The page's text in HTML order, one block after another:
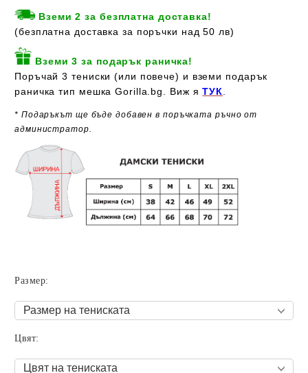
Вземи 2 за безплатна доставка!
(безплатна доставка за поръчки над 50 лв)
Вземи 3 за подарък раничка!
Поръчай 3 тениски (или повече) и вземи подарък
раничка тип мешка Gorilla.bg. Виж яТУК
* Подаръкът ще бъде добавен в поръчката ръчно от
администратор.
Размер:
Цвят: